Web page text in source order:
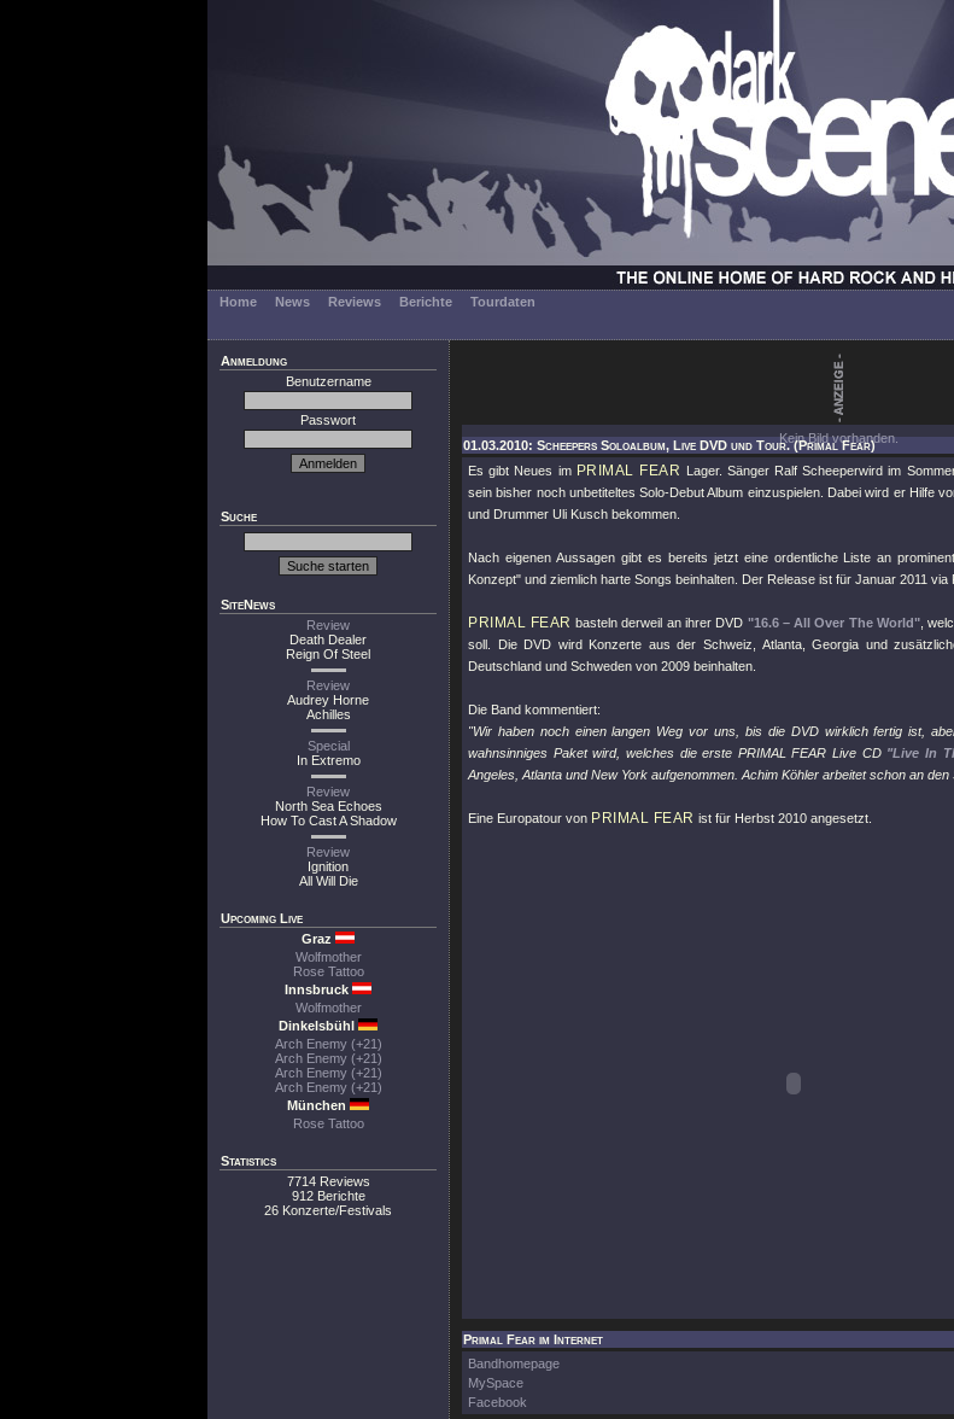
Home News Reviews Berichte
Tourdaten
Anmeldung
Benutzername
Passwort
Suche
SiteNews
Review
Death Dealer
Reign Of Steel
Review
Audrey Horne
Achilles
Special
In Extremo
Review
North Sea Echoes
How To Cast A Shadow
Review
Ignition
All Will Die
Upcoming Live
Graz
Wolfmother
Rose Tattoo
Innsbruck
Wolfmother
Dinkelsbühl
Arch Enemy (+21)
Arch Enemy (+21)
Arch Enemy (+21)
Arch Enemy (+21)
München
Rose Tattoo
Statistics
7714 Reviews
912 Berichte
26 Konzerte/Festivals
Kein Bild vorhanden.
01.03.2010: Scheepers Soloalbum, Live DVD und Tour. (Primal Fear)
Es gibt Neues im PRIMAL FEAR Lager. Sänger Ralf Scheeperwird im
sein bisher noch unbetiteltes Solo-Debut Album einzuspielen. Dabei wird er Hilfe
und Drummer Uli Kusch bekommen.
Nach eigenen Aussagen gibt es bereits jetzt eine ordentliche Liste an
Konzept" und ziemlich harte Songs beinhalten. Der Release ist für Januar 2011 via
PRIMAL FEAR basteln derweil an ihrer DVD "16.6 – All Over The World" ,
soll. Die DVD wird Konzerte aus der Schweiz, Atlanta, Georgia und
Deutschland und Schweden von 2009 beinhalten.
Die Band kommentiert:
"Wir haben noch einen langen Weg vor uns, bis die DVD wirklich fertig ist,
wahnsinniges Paket wird, welches die erste PRIMAL FEAR Live CD "Live In
Angeles, Atlanta und New York aufgenommen. Achim Köhler arbeitet schon an den
Eine Europatour von PRIMAL FEAR ist für Herbst 2010 angesetzt.
Primal Fear im Internet
Bandhomepage
MySpace
Facebook